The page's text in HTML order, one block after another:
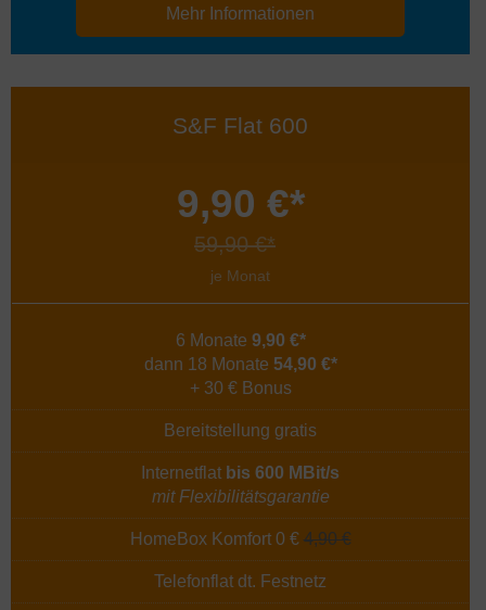
Mehr Informationen
S&F Flat 600
9,90 €*
59,90 €*
je Monat
6 Monate 9,90 €*
dann 18 Monate 54,90 €*
+ 30 € Bonus
Bereitstellung gratis
Internetflat bis 600 MBit/s
mit Flexibilitätsgarantie
HomeBox Komfort 0 € 4,90 €
Telefonflat dt. Festnetz